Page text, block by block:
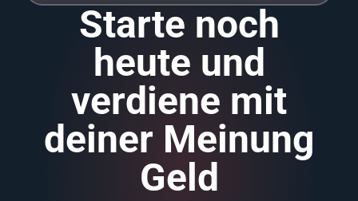
Starte noch
heute und
verdiene mit
deiner Meinung
Geld